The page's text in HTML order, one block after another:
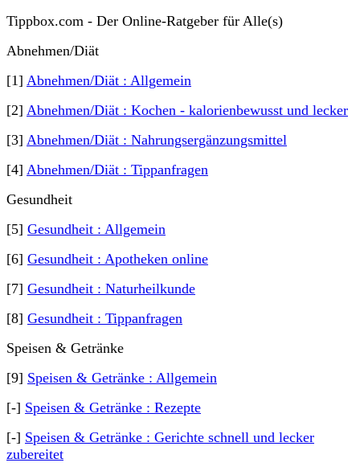
Tippbox.com - Der Online-Ratgeber für Alle(s)
Abnehmen/Diät
[1] Abnehmen/Diät : Allgemein
[2] Abnehmen/Diät : Kochen - kalorienbewusst und lecker
[3] Abnehmen/Diät : Nahrungsergänzungsmittel
[4] Abnehmen/Diät : Tippanfragen
Gesundheit
[5] Gesundheit : Allgemein
[6] Gesundheit : Apotheken online
[7] Gesundheit : Naturheilkunde
[8] Gesundheit : Tippanfragen
Speisen & Getränke
[9] Speisen & Getränke : Allgemein
[-] Speisen & Getränke : Rezepte
[-] Speisen & Getränke : Gerichte schnell und lecker
zubereitet